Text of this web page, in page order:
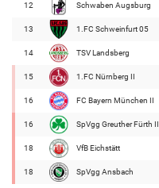
12 Schwaben Augsburg
13 1.FC Schweinfurt 05
14 TSV Landsberg
15 1.FC Nürnberg II
16 FC Bayern München II
16 SpVgg Greuther Fürth II
18 VfB Eichstätt
18 SpVgg Ansbach